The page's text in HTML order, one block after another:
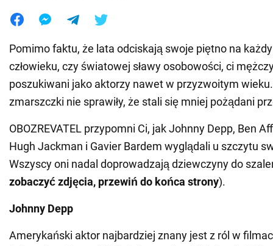
Pomimo faktu, że lata odciskają swoje piętno na
człowieku, czy światowej sławy osobowości, ci
poszukiwani jako aktorzy nawet w przyzwoitym wieku.
zmarszczki nie sprawiły, że stali się mniej pożądani
OBOZREVATEL przypomni Ci, jak Johnny Depp, Ben
Hugh Jackman i Gavier Bardem wyglądali u szczytu
Wszyscy oni nadal doprowadzają dziewczyny do
zobaczyć zdjęcia, przewiń do końca strony).
Johnny Depp
Amerykański aktor najbardziej znany jest z ról w